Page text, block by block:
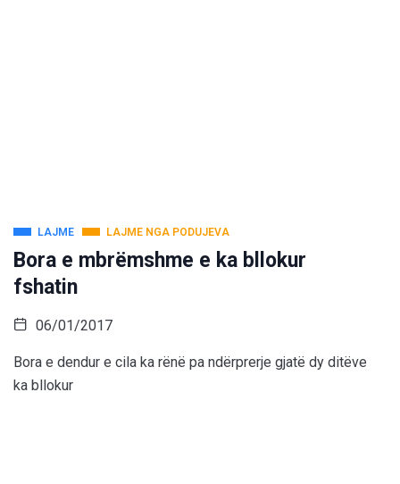
LAJME LAJME NGA PODUJEVA
Bora e mbrëmshme e ka bllokur
fshatin
06/01/2017
Bora e dendur e cila ka rënë pa ndërprerje gjatë dy ditëve
ka bllokur